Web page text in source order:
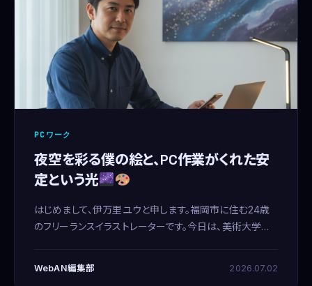
PCワーク
夜空を彩る僕の絵と、PC作業がくれた安
定という光
はじめまして、伊万里ユウと申します。福岡市に住む24歳
のフリーランスイラストレーターです。今日は、美術大学を
WebAN編集部 2026.07.02